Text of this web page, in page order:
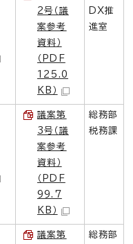
2号（議
案参考
資料）
（PDF
125.0
KB）
DX推
進室
議案第
3号（議
案参考
資料）
（PDF
99.7
KB）
総務部
税務課
議案第
総務部